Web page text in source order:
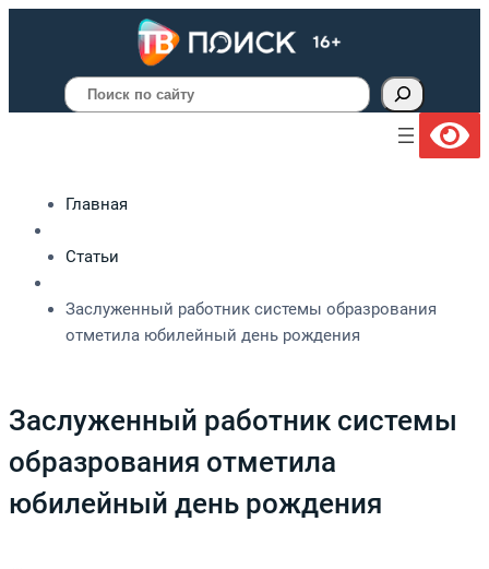
Поиск
Главная
Статьи
Заслуженный работник системы образрования
отметила юбилейный день рождения
Заслуженный работник системы
образрования отметила
юбилейный день рождения